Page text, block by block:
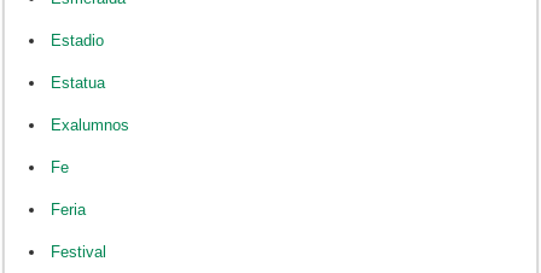
Estadio
Estatua
Exalumnos
Fe
Feria
Festival